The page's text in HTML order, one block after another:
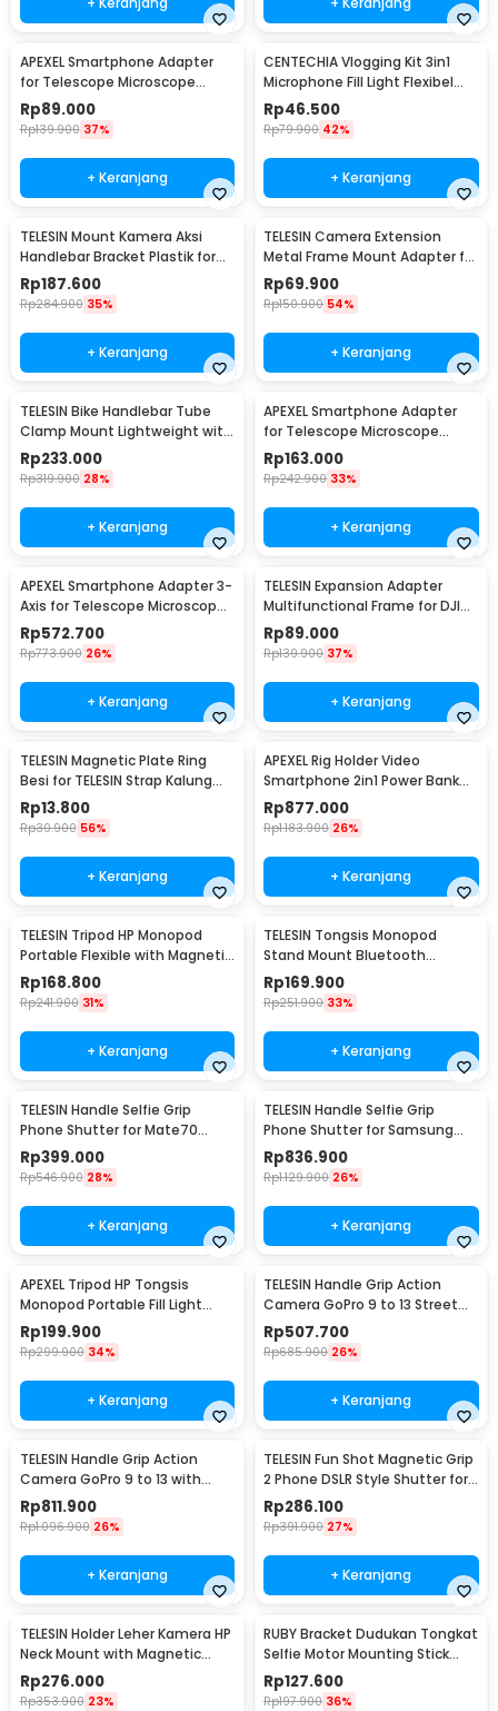
APEXEL Smartphone Adapter
for Telescope Microscope
Binocular 95mm - APL-F002
Rp89.000
Rp139.900 37%
+ Keranjang
CENTECHIA Vlogging Kit 3in1
Microphone Fill Light Flexibel
Tripod - AY-49
Rp46.500
Rp79.900 42%
+ Keranjang
TELESIN Mount Kamera Aksi
Handlebar Bracket Plastik for
GoPro DJI - GP-HBM-003
Rp187.600
Rp284.900 35%
+ Keranjang
TELESIN Camera Extension
Metal Frame Mount Adapter for
DJI Pocket 3 - S6-CFR-01
Rp69.900
Rp150.900 54%
+ Keranjang
TELESIN Bike Handlebar Tube
Clamp Mount Lightweight with
360 Ball Head - S3-HBM-01
Rp233.000
Rp319.900 28%
+ Keranjang
APEXEL Smartphone Adapter
for Telescope Microscope
Binocular 95mm - APL-F002X
Rp163.000
Rp242.900 33%
+ Keranjang
APEXEL Smartphone Adapter 3-
Axis for Telescope Microscope
Binocular - APL-F003B
Rp572.700
Rp773.900 26%
+ Keranjang
TELESIN Expansion Adapter
Multifunctional Frame for DJI
Pocket 3 - S7-CFR-01-TDJ
Rp89.000
Rp139.900 37%
+ Keranjang
TELESIN Magnetic Plate Ring
Besi for TELESIN Strap Kalung
Magnetic - PJ-MNM-026
Rp13.800
Rp30.900 56%
+ Keranjang
APEXEL Rig Holder Video
Smartphone 2in1 Power Bank
2500mAh with Remote - APL-
VG05CH
Rp877.000
Rp1.183.900 26%
+ Keranjang
TELESIN Tripod HP Monopod
Portable Flexible with Magnetic
Phone Holder - P3-FM-02
Rp168.800
Rp241.900 31%
+ Keranjang
TELESIN Tongsis Monopod
Stand Mount Bluetooth
Remote Magnetic Version - P1-
HSS-02
Rp169.900
Rp251.900 33%
+ Keranjang
TELESIN Handle Selfie Grip
Phone Shutter for Mate70
Pro/Pro+ - P5-MCS-06-THW
Rp399.000
Rp546.900 28%
+ Keranjang
TELESIN Handle Selfie Grip
Phone Shutter for Samsung
S25 Ultra - P5-MCS-01-TSX
Rp836.900
Rp1.129.900 26%
+ Keranjang
APEXEL Tripod HP Tongsis
Monopod Portable Fill Light
Screw 1/4 Inch - APL-JJ077FL
Rp199.900
Rp299.900 34%
+ Keranjang
TELESIN Handle Grip Action
Camera GoPro 9 to 13 Street
Photography - S6-FMS-25-TGP
Rp507.700
Rp685.900 26%
+ Keranjang
TELESIN Handle Grip Action
Camera GoPro 9 to 13 with
Aluminium Cage - S6-FMS-26-
TGP
Rp811.900
Rp1.096.900 26%
+ Keranjang
TELESIN Fun Shot Magnetic Grip
2 Phone DSLR Style Shutter for
iPhone - TPMP001-01
Rp286.100
Rp391.900 27%
+ Keranjang
TELESIN Holder Leher Kamera HP
Neck Mount with Magnetic
Phone Holder - P2-HNB-02-GY
Rp276.000
Rp353.900 23%
RUBY Bracket Dudukan Tongkat
Selfie Motor Mounting Stick
Action Camera - D-28T
Rp127.600
Rp197.900 36%